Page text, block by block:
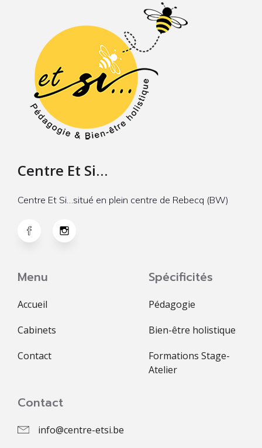
Centre Et Si…
Centre Et Si…situé en plein centre de Rebecq (BW)
Menu
Accueil
Cabinets
Contact
Spécificités
Pédagogie
Bien-être holistique
Formations Stage-
Atelier
Contact
info@centre-etsi.be